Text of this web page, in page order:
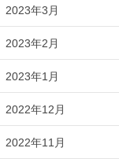
2023年3月
2023年2月
2023年1月
2022年12月
2022年11月